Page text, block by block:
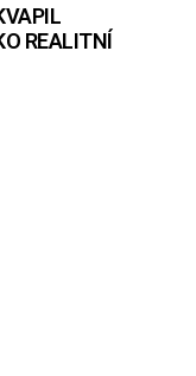
REALITNÍ